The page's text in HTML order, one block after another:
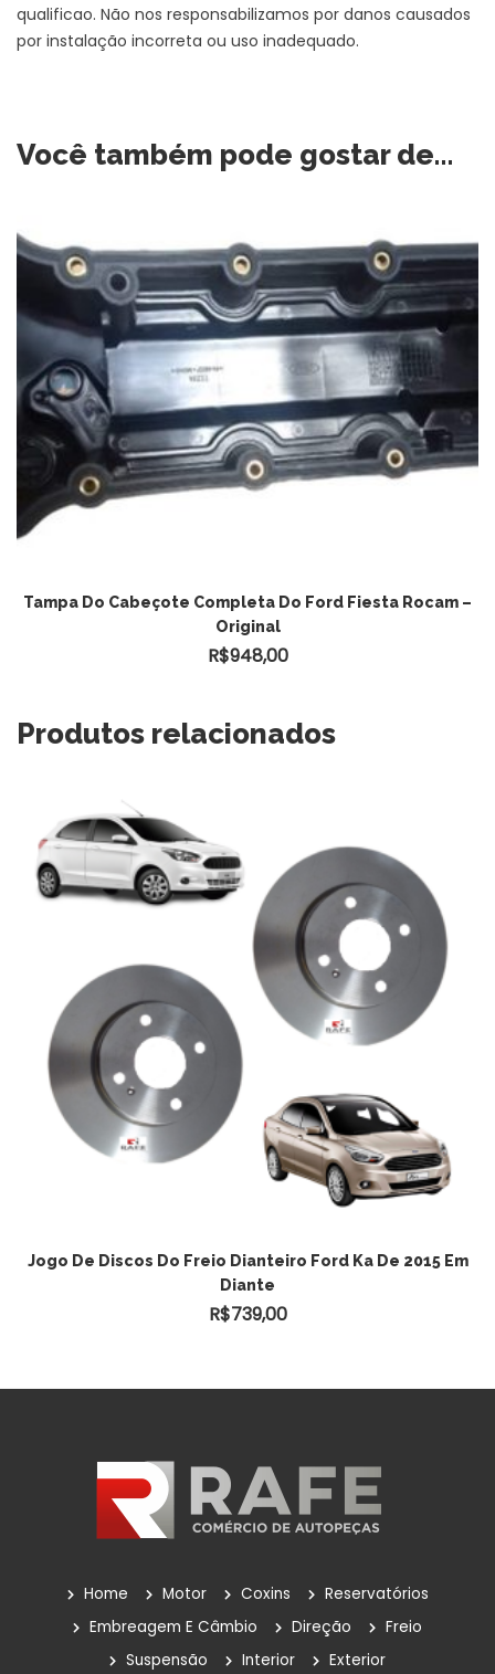
qualificao. Não nos responsabilizamos por danos causados
por instalação incorreta ou uso inadequado.
Você também pode gostar de…
ADICIONAR AO CARRINHO
Tampa Do Cabeçote Completa Do Ford Fiesta Rocam –
Original
R$948,00
Produtos relacionados
ADICIONAR AO CARRINHO
Jogo De Discos Do Freio Dianteiro Ford Ka De 2015 Em
Diante
R$739,00
Home Motor Coxins
Reservatórios
Embreagem E Câmbio
Direção
Freio
Suspensão
Interior Exterior